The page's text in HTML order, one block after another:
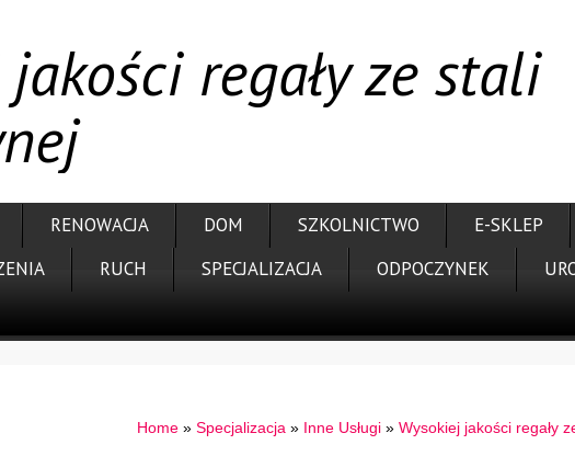
regały ze stali
RENOWACJA DOM SZKOLNICTWO E-SKLEP
RUCH SPECJALIZACJA ODPOCZYNEK
Home» Specjalizacja » Inne Usługi» Wysokiej jakości regały